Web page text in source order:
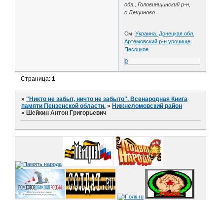
обл., Головинщинский р-н,
с.Лещиново.
См.Украина. Донецкая обл.
Артемовский р-н урочище
Песоцкое
0
Страница:1
»"Никто не забыт, ничто не забыто". Всенародная Книга
памяти Пензенской области. » Нижнеломовский район
» Шейкин Антон Григорьевич